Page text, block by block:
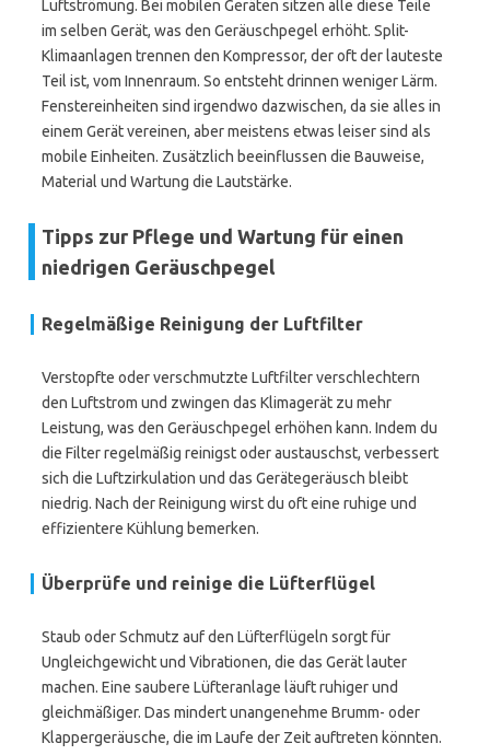
Luftströmung. Bei mobilen Geräten sitzen alle diese Teile
im selben Gerät, was den Geräuschpegel erhöht. Split-
Klimaanlagen trennen den Kompressor, der oft der lauteste
Teil ist, vom Innenraum. So entsteht drinnen weniger Lärm.
Fenstereinheiten sind irgendwo dazwischen, da sie alles in
einem Gerät vereinen, aber meistens etwas leiser sind als
mobile Einheiten. Zusätzlich beeinflussen die Bauweise,
Material und Wartung die Lautstärke.
Tipps zur Pflege und Wartung für einen
niedrigen Geräuschpegel
Regelmäßige Reinigung der Luftfilter
Verstopfte oder verschmutzte Luftfilter verschlechtern
den Luftstrom und zwingen das Klimagerät zu mehr
Leistung, was den Geräuschpegel erhöhen kann. Indem du
die Filter regelmäßig reinigst oder austauschst, verbessert
sich die Luftzirkulation und das Gerätegeräusch bleibt
niedrig. Nach der Reinigung wirst du oft eine ruhige und
effizientere Kühlung bemerken.
Überprüfe und reinige die Lüfterflügel
Staub oder Schmutz auf den Lüfterflügeln sorgt für
Ungleichgewicht und Vibrationen, die das Gerät lauter
machen. Eine saubere Lüfteranlage läuft ruhiger und
gleichmäßiger. Das mindert unangenehme Brumm- oder
Klappergeräusche, die im Laufe der Zeit auftreten könnten.